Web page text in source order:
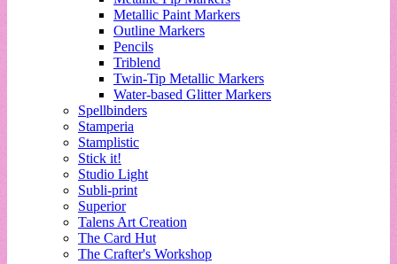
Metallic Paint Markers
Outline Markers
Pencils
Triblend
Twin-Tip Metallic Markers
Water-based Glitter Markers
Spellbinders
Stamperia
Stamplistic
Stick it!
Studio Light
Subli-print
Superior
Talens Art Creation
The Card Hut
The Crafter's Workshop